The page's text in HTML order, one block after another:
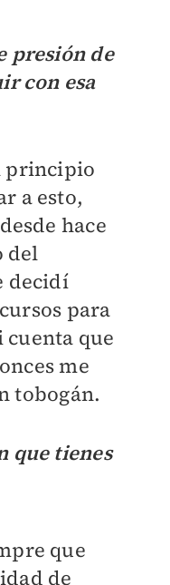
presión de
con esa
principio
a esto,
hace
del
decidí
para
que
me
tobogán.
que tienes
que
de